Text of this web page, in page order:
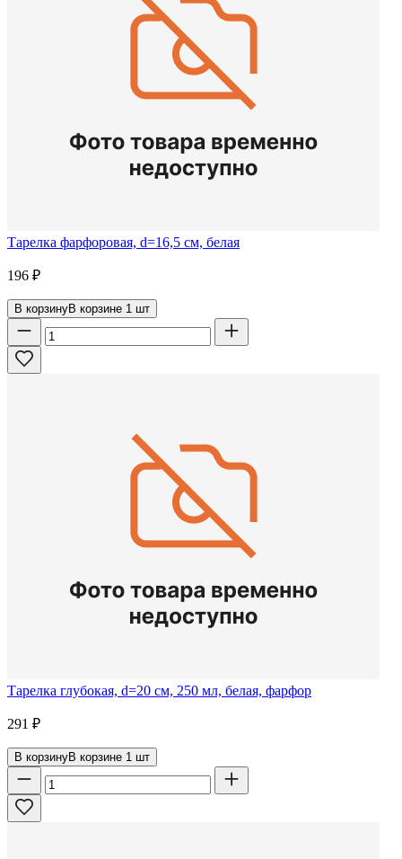
Тарелка фарфоровая, d=16,5 см, белая
196 ₽
В корзинуВ корзине 1 шт
Тарелка глубокая, d=20 см, 250 мл, белая, фарфор
291 ₽
В корзинуВ корзине 1 шт